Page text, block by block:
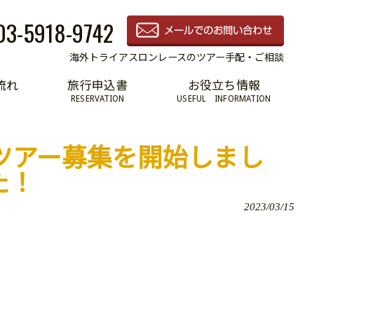
5918-9742
海外トライアスロンレースのツアー手配・ご相談
れ 旅行申込書
RESERVATION
お役立ち情報
USEFUL INFORMATION
ー募集を開始しまし
2023/03/15